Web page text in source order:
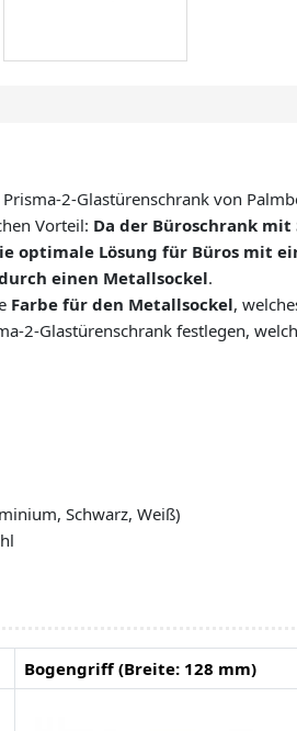
2-Glastürenschrank von
Vorteil: Da der Büroschrank
optimale Lösung für Büros mit
einen Metallsockel.
Farbe für den Metallsockel,
2-Glastürenschrank festlegen,
Schwarz, Weiß)
Bogengriff (Breite: 128 mm)